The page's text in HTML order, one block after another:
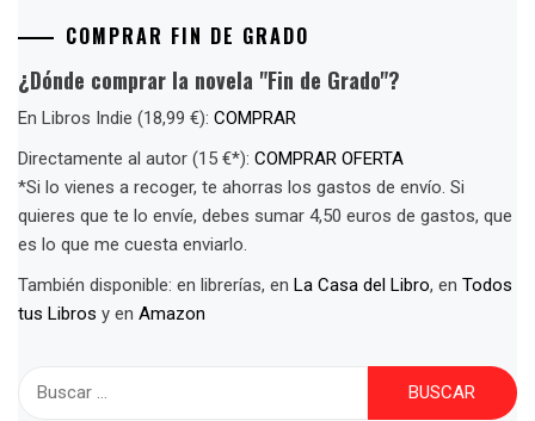
COMPRAR FIN DE GRADO
¿Dónde comprar la novela "Fin de Grado"?
En Libros Indie (18,99 €): COMPRAR
Directamente al autor (15 €*): COMPRAR OFERTA
*Si lo vienes a recoger, te ahorras los gastos de envío. Si
quieres que te lo envíe, debes sumar 4,50 euros de gastos, que
es lo que me cuesta enviarlo.
También disponible: en librerías, en La Casa del Libro, en Todos
tus Libros y en Amazon